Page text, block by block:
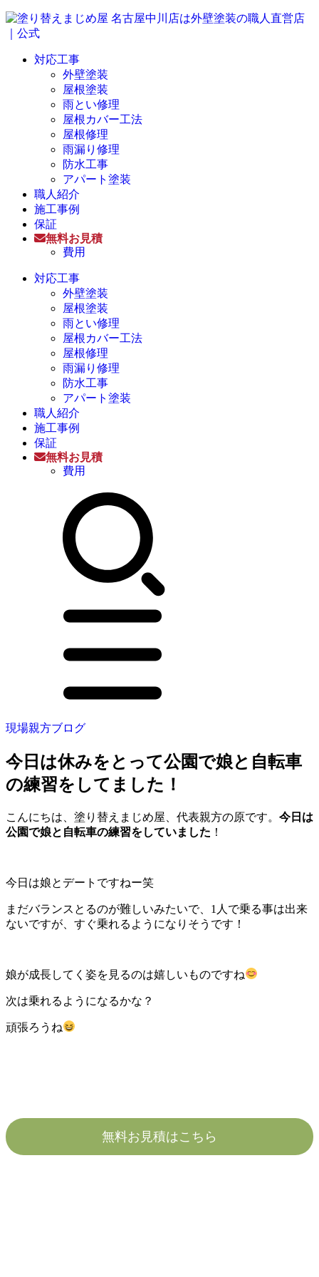
対応工事
外壁塗装
屋根塗装
雨とい修理
屋根カバー工法
屋根修理
雨漏り修理
防水工事
アパート塗装
職人紹介
施工事例
保証
無料お見積
費用
対応工事
外壁塗装
屋根塗装
雨とい修理
屋根カバー工法
屋根修理
雨漏り修理
防水工事
アパート塗装
職人紹介
施工事例
保証
無料お見積
費用
現場親方ブログ
今日は休みをとって公園で娘と自転車
の練習をしてました！
こんにちは、塗り替えまじめ屋、代表親方の原です。 今日は
公園で娘と自転車の練習をしていました ！
今日は娘とデートですねー笑
まだバランスとるのが難しいみたいで、1人で乗る事は出来
ないですが、すぐ乗れるようになりそうです！
娘が成長してく姿を見るのは嬉しいものですね
次は乗れるようになるかな？
頑張ろうね
無料お見積はこちら